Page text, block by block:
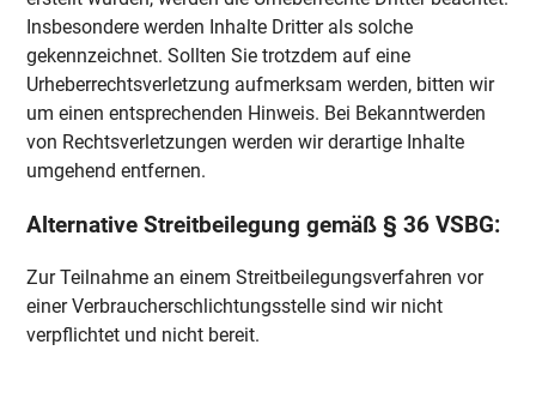
Insbesondere werden Inhalte Dritter als solche
gekennzeichnet. Sollten Sie trotzdem auf eine
Urheberrechtsverletzung aufmerksam werden, bitten wir
um einen entsprechenden Hinweis. Bei Bekanntwerden
von Rechtsverletzungen werden wir derartige Inhalte
umgehend entfernen.
Alternative Streitbeilegung gemäß § 36 VSBG:
Zur Teilnahme an einem Streitbeilegungsverfahren vor
einer Verbraucherschlichtungsstelle sind wir nicht
verpflichtet und nicht bereit.